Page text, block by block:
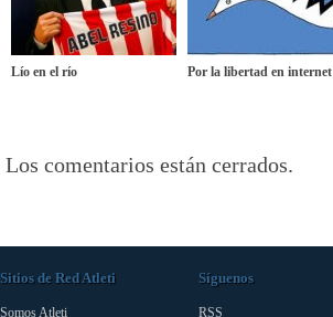
Lío en el río Por la libertad en internet
Los comentarios están cerrados.
Sitios de Red Atleti
Somos Atleti
Síguenos
RSS